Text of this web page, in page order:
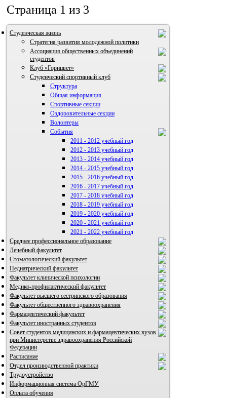
Страница 1 из 3
Студенческая жизнь
Стратегия развития молодежной политики
Ассоциация общественных объединений
студентов
ВИА "Полигон"
Клуб «Горицвет»
Студенческий спортивный клуб
Структура
Общая информация
Спортивные секции
Оздоровительные секции
Волонтеры
События
2011 - 2012 учебный год
2012 - 2013 учебный год
2013 - 2014 учебный год
2014 - 2015 учебный год
2015 - 2016 учебный год
2016 - 2017 учебный год
2017 - 2018 учебный год
2018 - 2019 учебный год
2019 - 2020 учебный год
2020 - 2021 учебный год
2021 - 2022 учебный год
Среднее профессиональное образование
Лечебный факультет
Стоматологический факультет
Педиатрический факультет
Факультет клинической психологии
Медико-профилактический факультет
Факультет высшего сестринского образования
Факультет общественного здравоохранения
Фармацевтический факультет
Факультет иностранных студентов
Совет студентов медицинских и фармацевтических вузов
при Министерстве здравоохранения Российской
Федерации
Расписание
Отдел производственной практики
Трудоустройство
Информационная система ОрГМУ
Оплата обучения